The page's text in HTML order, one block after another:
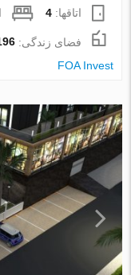
اتاقها:4
فضای زندگی:m
FOA Invest